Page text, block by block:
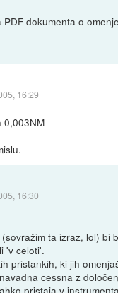
dokumenta o
16:29
0,003NM
16:30
ta izraz, lol) bi
'v celoti'.
pristankih, ki jih
cessna z